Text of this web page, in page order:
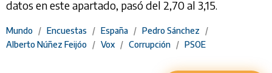
datos en este apartado, pasó del 2,70 al 3,15.
Mundo / Encuestas / España / Pedro Sánchez /
Alberto Núñez Feijóo / Vox / Corrupción / PSOE